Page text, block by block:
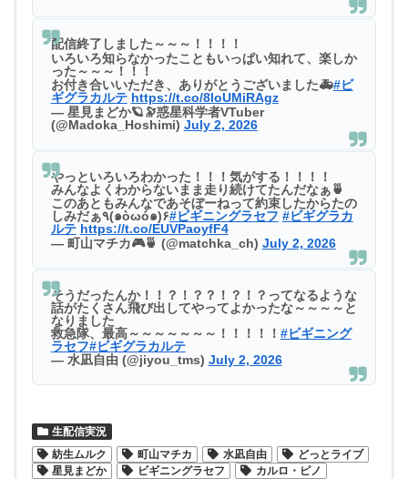
配信終了しました～～～！！！！
いろいろ知らなかったこともいっぱい知れて、楽しか
った～～～！！！
お付き合いいただき、ありがとうございました🚑#ビ
ギグラカルテ https://t.co/8loUMiRAgz
— 星見まどか🪐🔭惑星科学者VTuber
(@Madoka_Hoshimi) July 2, 2026
やっといろいろわかった！！！気がする！！！！
みんなよくわからないまま走り続けてたんだなぁ🍵
このあともみんなであそぼーねって約束したからたの
しみだぁ٩(๑òωó๑)۶#ビギニングラセフ #ビギグラカ
ルテ https://t.co/EUVPaoyfF4
— 町山マチカ🎮🍵 (@matchka_ch) July 2, 2026
そうだったんか！！？！？？！？！？ってなるような
話がたくさん飛び出してやってよかったな～～～～と
なりました
救急隊、最高～～～～～～～！！！！！ #ビギニング
ラセフ#ビギグラカルテ
— 水凪自由 (@jiyou_tms) July 2, 2026
生配信実況
紡生ムルク
町山マチカ 水凪自由
どっとライブ
星見まどか
ビギニングラセフ
カルロ・ピノ